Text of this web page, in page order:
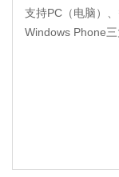
支持PC（电脑）
Windows Phone三